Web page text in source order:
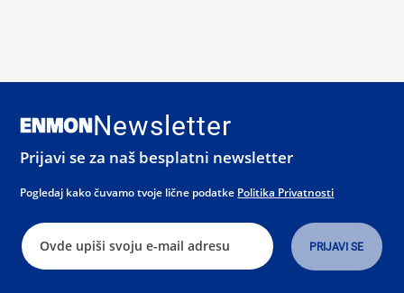
Newsletter
Prijavi se za naš besplatni newsletter
Pogledaj kako čuvamo tvoje lične podatke Politika Privatnosti